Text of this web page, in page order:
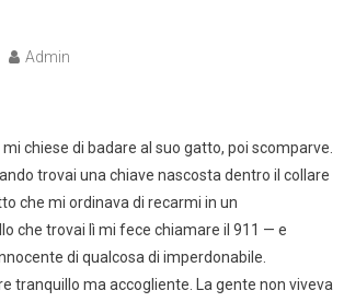
Admin
chiese di badare al suo gatto, poi scomparve.
trovai una chiave nascosta dentro il collare
che mi ordinava di recarmi in un
che trovai lì mi fece chiamare il 911 — e
di qualcosa di imperdonabile.
tranquillo ma accogliente. La gente non viveva